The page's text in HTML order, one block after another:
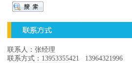
联系人：张经理
联系方式：13953355421 13964321996